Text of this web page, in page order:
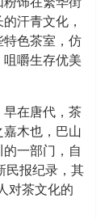
汗青文化，
色茶室，仿
嚼生存优美
在唐代，茶
木也，巴山
一部门，自
民报纪录，其
对茶文化的